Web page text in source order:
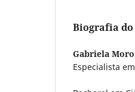
Biografia
Gabriela
Especialista